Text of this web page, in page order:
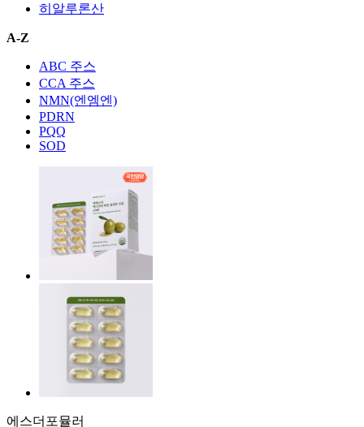
히알루론산
A-Z
ABC 주스
CCA 주스
NMN(엔엠엔)
PDRN
PQQ
SOD
에스더포뮬러